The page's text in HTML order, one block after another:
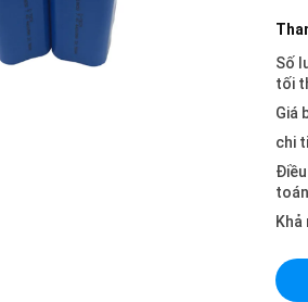
Số
tối
Giá
chi
Khả